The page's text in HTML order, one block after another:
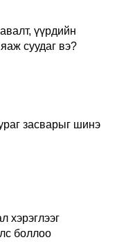
үүрдийн
суудаг вэ?
засварыг шинэ
хэрэглээг
боллоо